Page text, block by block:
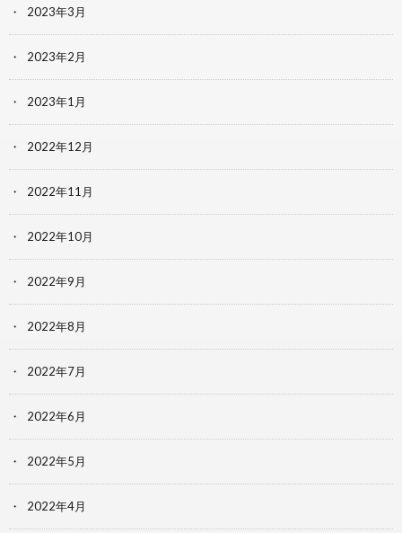
2023年3月
2023年2月
2023年1月
2022年12月
2022年11月
2022年10月
2022年9月
2022年8月
2022年7月
2022年6月
2022年5月
2022年4月